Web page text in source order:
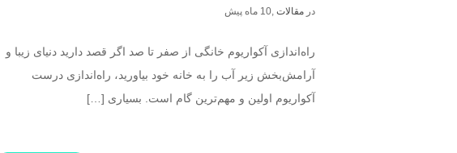
درمقالات ,10 ماه پیش
راه‌اندازی آکواریوم خانگی از صفر تا صد اگر قصد دارید دنیای زیبا و
آرامش‌بخش زیر آب را به خانه خود بیاورید، راه‌اندازی درست
آکواریوم اولین و مهم‌ترین گام است. بسیاری […]